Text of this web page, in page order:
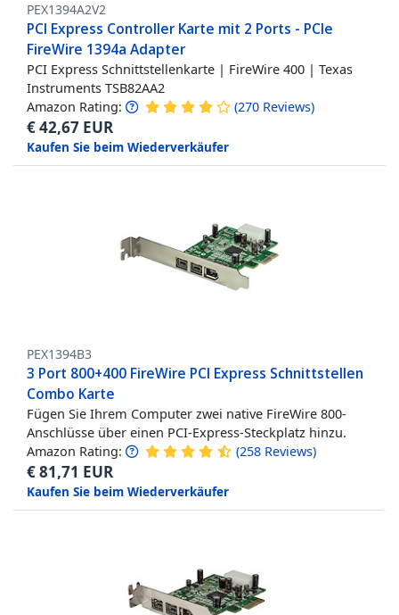
PEX1394A2V2
PCI Express Controller Karte mit 2 Ports - PCIe
FireWire 1394a Adapter
PCI Express Schnittstellenkarte | FireWire 400 | Texas
Instruments TSB82AA2
Amazon Rating: (270 Reviews)
€42,67 EUR
Kaufen Sie beim Wiederverkäufer
PEX1394B3
3 Port 800+400 FireWire PCI Express Schnittstellen
Combo Karte
Fügen Sie Ihrem Computer zwei native FireWire 800-
Anschlüsse über einen PCI-Express-Steckplatz hinzu.
Amazon Rating: (258 Reviews)
€81,71 EUR
Kaufen Sie beim Wiederverkäufer